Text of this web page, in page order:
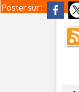
Poster sur :